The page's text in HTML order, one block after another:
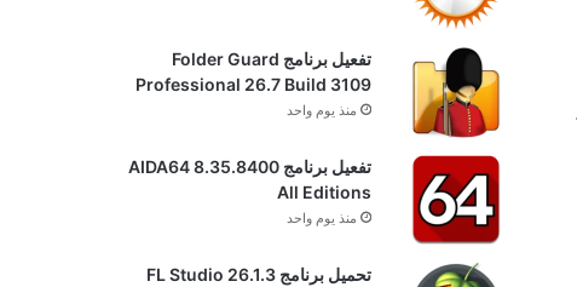
تفعيل برنامج Folder Guard
Professional 26.7 Build 3109
منذ يوم واحد
تفعيل برنامج AIDA64 8.35.8400
All Editions
منذ يوم واحد
تحميل برنامج FL Studio 26.1.3